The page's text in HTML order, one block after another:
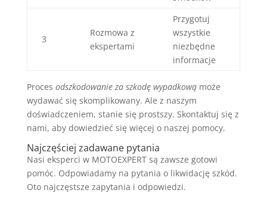
3
Rozmowa z
ekspertami
Przygotuj
wszystkie
niezbędne
informacje
Proces odszkodowanie za szkodę wypadkowąmoże
wydawać się skomplikowany. Ale z naszym
doświadczeniem, stanie się prostszy. Skontaktuj się z
nami, aby dowiedzieć się więcej o naszej pomocy.
Najczęściej zadawane pytania
Nasi eksperci w MOTOEXPERT są zawsze gotowi
pomóc. Odpowiadamy na pytania o likwidację szkód.
Oto najczęstsze zapytania i odpowiedzi.